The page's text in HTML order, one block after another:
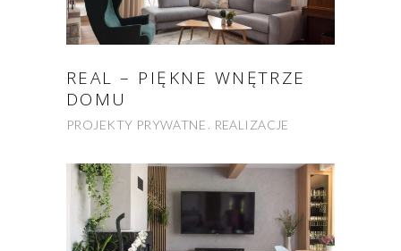
REAL – PIĘKNE WNĘTRZE
DOMU
PROJEKTY PRYWATNE REALIZACJE